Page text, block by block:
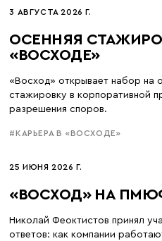
3 АВГУСТА 2026 Г.
ОСЕННЯЯ
«ВОСХОДЕ»
«Восход» открывает набор на
стажировку в корпоративной
разрешения споров.
#КАРЬЕРА В «ВОСХОДЕ»
25 ИЮНЯ 2026 Г.
«ВОСХОД» НА
Николай Феоктистов принял
ответов: как компании